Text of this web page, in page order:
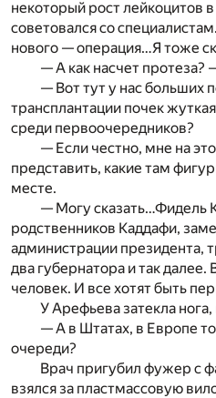
некоторый рост лейкоцитов
советовался со
нового — операция…Я тоже
— А как насчет
— Вот тут у нас больших
трансплантации почек
среди первоочередников?
— Если честно, мне на
представить, какие там
месте.
— Могу сказать…Фидель
родственников Каддафи,
администрации президента,
два губернатора и так далее.
человек. И все хотят быть
У Арефьева затекла
— А в Штатах, в Европе
очереди?
Врач пригубил фужер с
взялся за пластмассовую